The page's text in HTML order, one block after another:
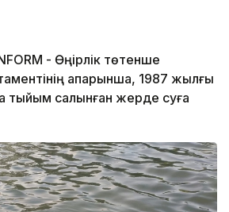
- Өңірлік төтенше
ақпарынша, 1987 жылғы
тыйым салынған жерде суға